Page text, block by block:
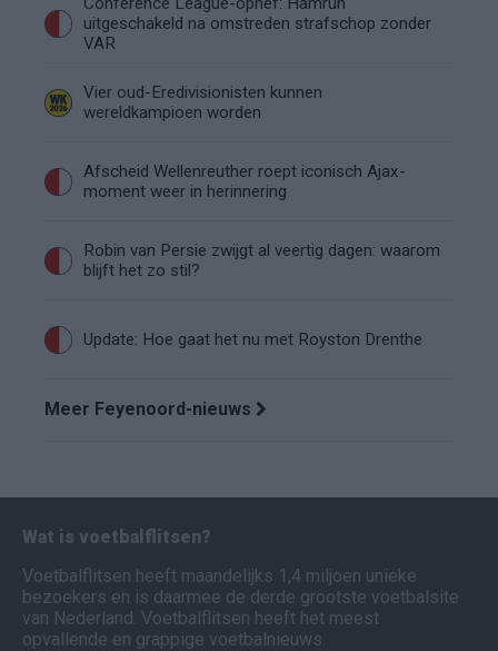
uitgeschakeld na omstreden strafschop zonder
VAR
Vier oud-Eredivisionisten kunnen
wereldkampioen worden
Afscheid Wellenreuther roept iconisch Ajax-
moment weer in herinnering
Robin van Persie zwijgt al veertig dagen: waarom
blijft het zo stil?
Update: Hoe gaat het nu met Royston Drenthe
Meer Feyenoord-nieuws
Wat is voetbalflitsen?
Voetbalflitsen heeft maandelijks 1,4 miljoen unieke
bezoekers en is daarmee de derde grootste voetbalsite
van Nederland. Voetbalflitsen heeft het meest
opvallende en grappige voetbalnieuws.